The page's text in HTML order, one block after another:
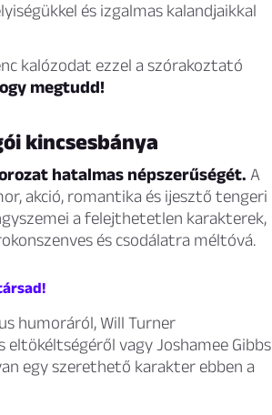
és izgalmas kalandjaikkal
kalózodat ezzel a szórakoztató
megtudd!
kincsesbánya
hatalmas népszerűségét. A
akció, romantika és ijesztő tengeri
a felejthetetlen karakterek,
és csodálatra méltóvá.
humoráról, Will Turner
eltökéltségéről vagy Joshamee Gibbs
egy szerethető karakter ebben a